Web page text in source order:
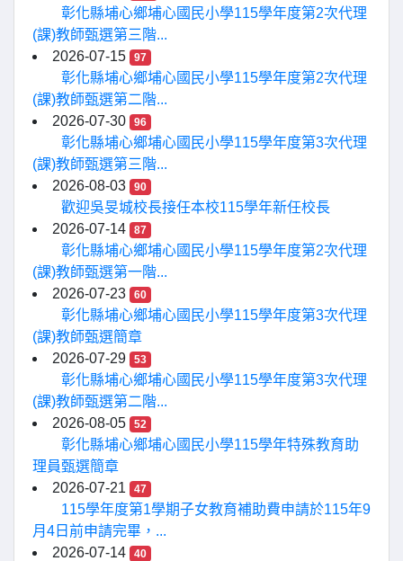
彰化縣埔心鄉埔心國民小學115學年度第2次代理
(課)教師甄選第三階...
2026-07-15
97
彰化縣埔心鄉埔心國民小學115學年度第2次代理
(課)教師甄選第二階...
2026-07-30
96
彰化縣埔心鄉埔心國民小學115學年度第3次代理
(課)教師甄選第三階...
2026-08-03
90
歡迎吳旻城校長接任本校115學年新任校長
2026-07-14
87
彰化縣埔心鄉埔心國民小學115學年度第2次代理
(課)教師甄選第一階...
2026-07-23
60
彰化縣埔心鄉埔心國民小學115學年度第3次代理
(課)教師甄選簡章
2026-07-29
53
彰化縣埔心鄉埔心國民小學115學年度第3次代理
(課)教師甄選第二階...
2026-08-05
52
彰化縣埔心鄉埔心國民小學115學年特殊教育助
理員甄選簡章
2026-07-21
47
115學年度第1學期子女教育補助費申請於115年9
月4日前申請完畢，...
2026-07-14
40